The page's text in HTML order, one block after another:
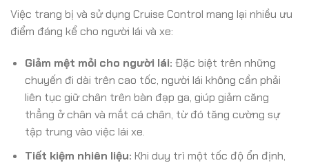
Việc trang bị và sử dụng Cruise Control mang lại nhiều ưu
điểm đáng kể cho người lái và xe:
Giảm mệt mỏi cho người lái: Đặc biệt trên những
chuyến đi dài trên cao tốc, người lái không cần phải
liên tục giữ chân trên bàn đạp ga, giúp giảm căng
thẳng ở chân và mắt cá chân, từ đó tăng cường sự
tập trung vào việc lái xe.
Tiết kiệm nhiên liệu: Khi duy trì một tốc độ ổn định,